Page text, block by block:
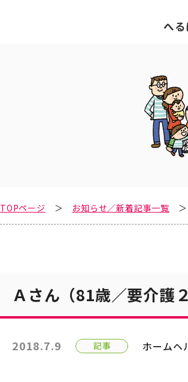
TOPページ お知らせ／新着記事一覧
Ａさん（81歳／要介護
2018.7.9 記事 ホームヘ